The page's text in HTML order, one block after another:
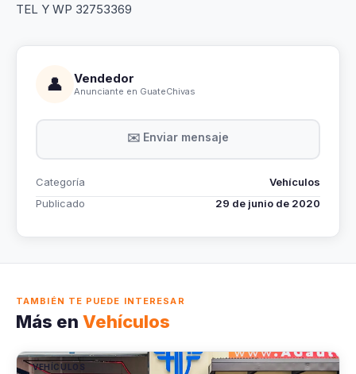
TEL Y WP 32753369
👤 Vendedor
Anunciante en GuateChivas
✉️ Enviar mensaje
Categoría
Vehículos
Publicado
29 de junio de 2020
TAMBIÉN TE PUEDE INTERESAR
Más en Vehículos
VEHÍCULOS